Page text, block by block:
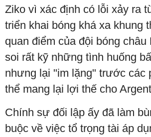
Ziko vì xác định có lỗi xảy ra
triển khai bóng khá xa khung
quan điểm của đội bóng châu
soi rất kỹ những tình huống
nhưng lại "im lặng" trước các
thể mang lại lợi thế cho
Chính sự đối lập ấy đã làm
buộc về việc tổ trọng tài áp